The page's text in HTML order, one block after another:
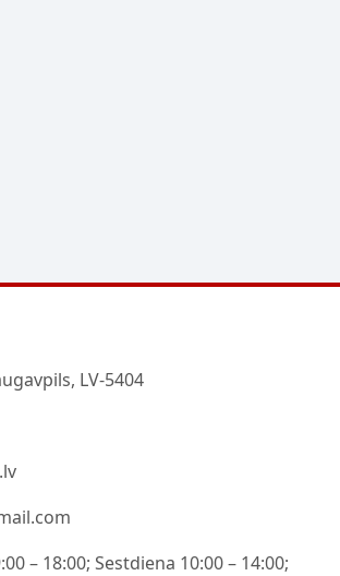
LV-5404
– 18:00; Sestdiena 10:00 – 14:00;